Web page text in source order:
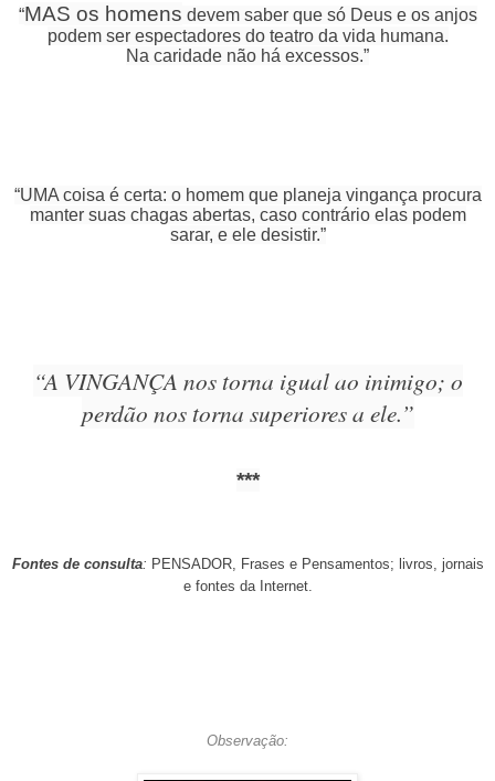
“MAS os homens devem saber que só Deus e os anjos
podem ser espectadores do teatro da vida humana.
Na caridade não há excessos.”
“UMA coisa é certa: o homem que planeja vingança procura
manter suas chagas abertas, caso contrário elas podem
sarar, e ele desistir.”
“A VINGANÇA nos torna igual ao inimigo; o
perdão nos torna superiores a ele.”
***
Fontes de consulta: PENSADOR, Frases e Pensamentos; livros, jornais
e fontes da Internet.
Observação: